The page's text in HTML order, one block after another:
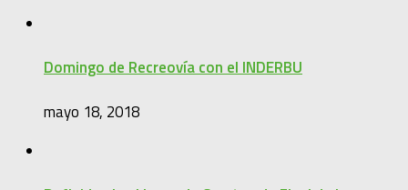
Domingo de Recreovía con el INDERBU
mayo 18, 2018